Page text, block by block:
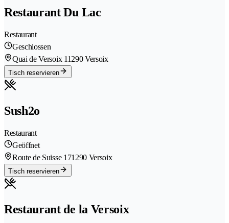
Restaurant Du Lac
Restaurant
Geschlossen
Quai de Versoix 11290 Versoix
Tisch reservieren
Sush2o
Restaurant
Geöffnet
Route de Suisse 171290 Versoix
Tisch reservieren
Restaurant de la Versoix